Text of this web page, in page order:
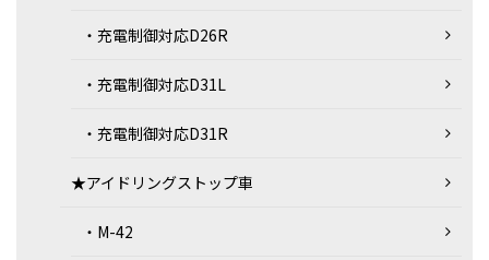
・充電制御対応D26R
・充電制御対応D31L
・充電制御対応D31R
★アイドリングストップ車
・M-42